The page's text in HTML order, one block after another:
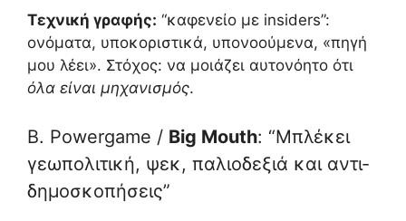
Τεχνική γραφής: “καφενείο με insiders”:
ονόματα, υποκοριστικά, υπονοούμενα, «πηγή
μου λέει». Στόχος: να μοιάζει αυτονόητο ότι
όλα είναι μηχανισμός.
B. Powergame / Big Mouth: “Μπλέκει
γεωπολιτική, ψεκ, παλιοδεξιά και αντι-
δημοσκοπήσεις”